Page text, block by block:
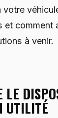
votre
et comment
à venir.
LE
UTILITÉ